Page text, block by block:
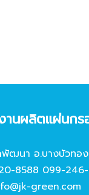
านผลิตแผ่นกร
นา อ.บางบัวทอง
8588 099-
green.com